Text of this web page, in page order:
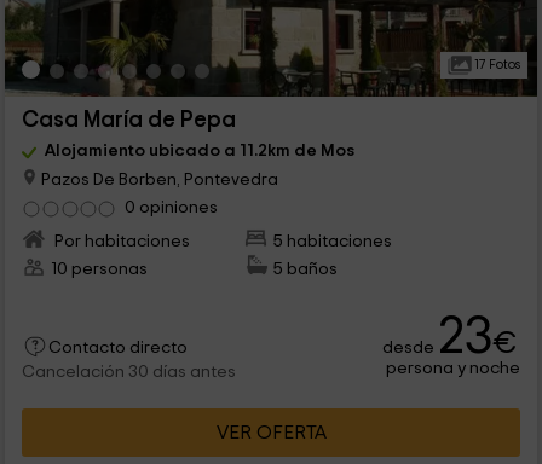
17 Fotos
Casa María de Pepa
Alojamiento ubicado a 11.2km de Mos
Pazos De Borben, Pontevedra
0 opiniones
Por habitaciones
5 habitaciones
10 personas
5 baños
Contacto directo
Cancelación 30 días antes
desde 23€
persona y noche
VER OFERTA